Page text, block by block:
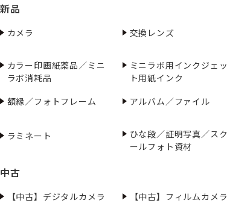
新品
カメラ 交換レンズ
カラー印画紙薬品／ミニ
ラボ消耗品
ミニラボ用インクジェッ
ト用紙インク
額縁／フォトフレーム
アルバム／ファイル
ラミネート
ひな段／証明写真／スク
ールフォト資材
中古
【中古】デジタルカメラ 【中古】フィルムカメラ